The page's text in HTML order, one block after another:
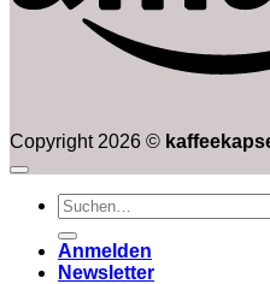
Copyright 2026 ©
Suchen
nach:
Anmelden
Newsletter